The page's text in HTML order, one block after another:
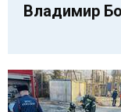
Владимир